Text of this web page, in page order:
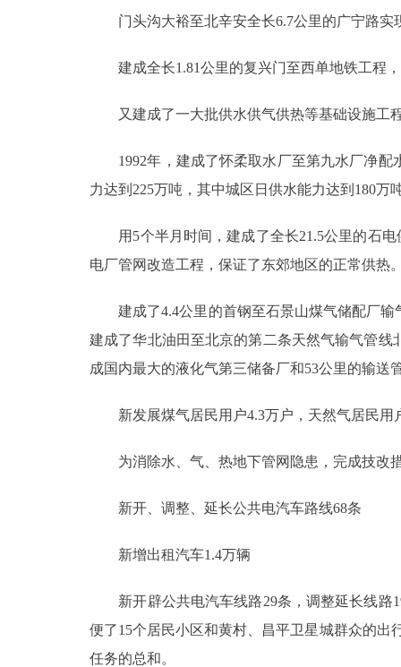
门头沟大裕至北辛安全长6.7公里的广宁路实
建成全长1.81公里的复兴门至西单地铁工程，
又建成了一大批供水供气供热等基础设施工
1992年，建成了怀柔取水厂至第九水厂净配
力达到225万吨，其中城区日供水能力达到180万
用5个半月时间，建成了全长21.5公里的石电
电厂管网改造工程，保证了东郊地区的正常供热
建成了4.4公里的首钢至石景山煤气储配厂输
建成了华北油田至北京的第二条天然气输气管线
成国内最大的液化气第三储备厂和53公里的输送
新发展煤气居民用户4.3万户，天然气居民用
为消除水、气、热地下管网隐患，完成技改措
新开、调整、延长公共电汽车路线68条
新增出租汽车1.4万辆
新开辟公共电汽车线路29条，调整延长线路
便了15个居民小区和黄村、昌平卫星城群众的出
任务的总和。